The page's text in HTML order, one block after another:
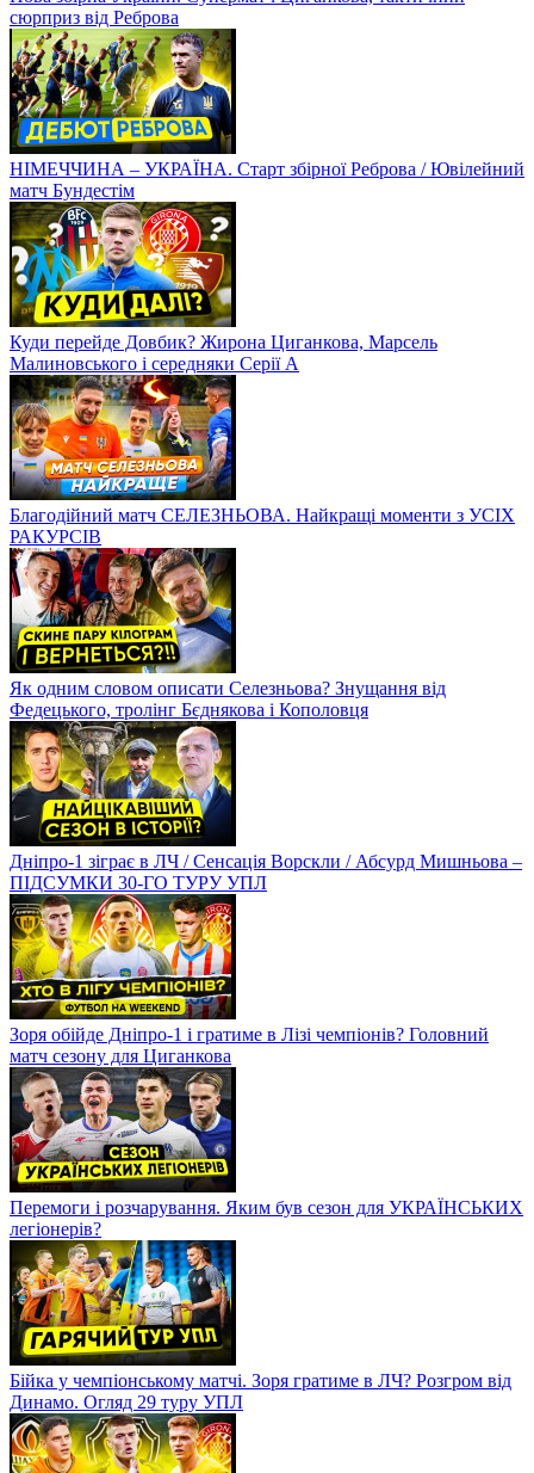
сюрприз від Реброва
НІМЕЧЧИНА – УКРАЇНА. Старт збірної Реброва / Ювілейний
матч Бундестім
Куди перейде Довбик? Жирона Циганкова, Марсель
Малиновського і середняки Серії А
Благодійний матч СЕЛЕЗНЬОВА. Найкращі моменти з УСІХ
РАКУРСІВ
Як одним словом описати Селезньова? Знущання від
Федецького, тролінг Бєднякова і Кополовця
Дніпро-1 зіграє в ЛЧ / Сенсація Ворскли / Абсурд Мишньова –
ПІДСУМКИ 30-ГО ТУРУ УПЛ
Зоря обійде Дніпро-1 і гратиме в Лізі чемпіонів? Головний
матч сезону для Циганкова
Перемоги і розчарування. Яким був сезон для УКРАЇНСЬКИХ
легіонерів?
Бійка у чемпіонському матчі. Зоря гратиме в ЛЧ? Розгром від
Динамо. Огляд 29 туру УПЛ